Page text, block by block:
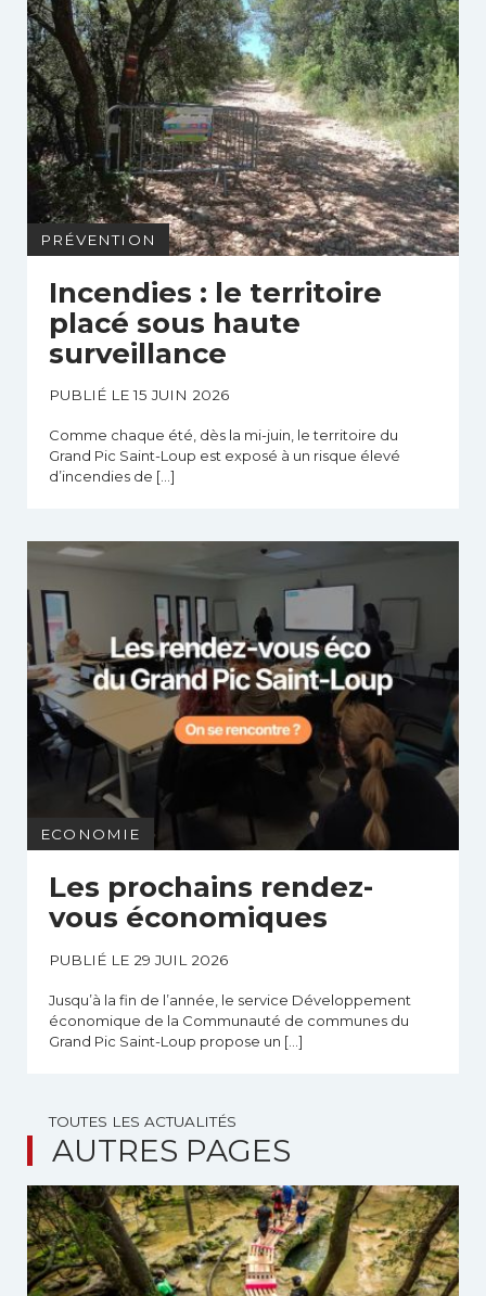
PRÉVENTION
Incendies : le territoire
placé sous haute
surveillance
PUBLIÉ LE 15 JUIN 2026
Comme chaque été, dès la mi-juin, le territoire du
Grand Pic Saint-Loup est exposé à un risque élevé
d’incendies de […]
ECONOMIE
Les prochains rendez-
vous économiques
PUBLIÉ LE 29 JUIL 2026
Jusqu’à la fin de l’année, le service Développement
économique de la Communauté de communes du
Grand Pic Saint-Loup propose un […]
TOUTES LES ACTUALITÉS
AUTRES PAGES